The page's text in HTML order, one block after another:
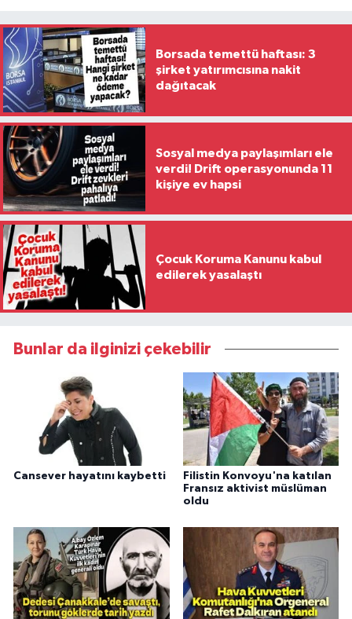
Borsada temettü haftası: 3
şirket yatırımcısına nakit
dağıtacak
Sosyal medya paylaşımları ele
verdi! Drift operasyonunda 11
kişiye ev hapsi
Çocuk Koruma Kanunu kabul
edilerek yasalaştı
Bunlar da ilginizi çekebilir
Cansever hayatını kaybetti
Filistin Konvoyu'na katılan
Fransız aktivist müslüman
oldu